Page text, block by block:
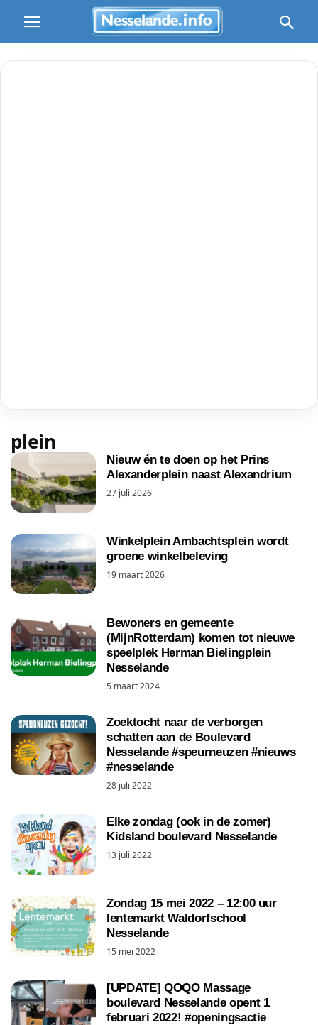
plein
Nieuw én te doen op het Prins
Alexanderplein naast Alexandrium
27 juli 2026
Winkelplein Ambachtsplein wordt
groene winkelbeleving
19 maart 2026
Bewoners en gemeente
(MijnRotterdam) komen tot nieuwe
speelplek Herman Bielingplein
Nesselande
5 maart 2024
Zoektocht naar de verborgen
schatten aan de Boulevard
Nesselande #speurneuzen #nieuws
#nesselande
28 juli 2022
Elke zondag (ook in de zomer)
Kidsland boulevard Nesselande
13 juli 2022
Zondag 15 mei 2022 – 12:00 uur
lentemarkt Waldorfschool
Nesselande
15 mei 2022
[UPDATE] QOQO Massage
boulevard Nesselande opent 1
februari 2022! #openingsactie